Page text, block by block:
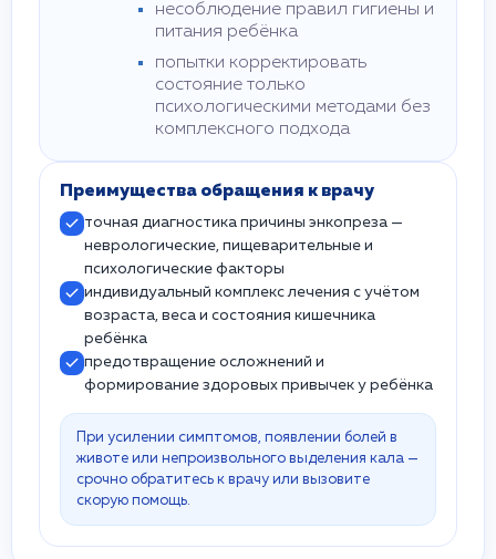
несоблюдение правил гигиены и
питания ребёнка
попытки корректировать
состояние только
психологическими методами без
комплексного подхода
Преимущества обращения к врачу
точная диагностика причины энкопреза —
неврологические, пищеварительные и
психологические факторы
индивидуальный комплекс лечения с учётом
возраста, веса и состояния кишечника
ребёнка
предотвращение осложнений и
формирование здоровых привычек у ребёнка
При усилении симптомов, появлении болей в
животе или непроизвольного выделения кала —
срочно обратитесь к врачу или вызовите
скорую помощь.